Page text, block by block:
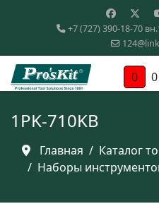
+7 (727) 390-18-70
0
1PK-710KB
Главная
Каталог
Наборы